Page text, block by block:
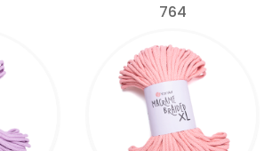
764